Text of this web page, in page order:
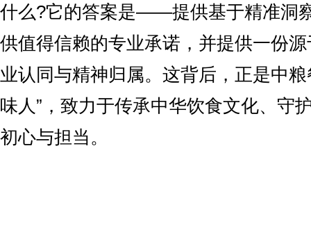
什么?它的答案是——提供基于精准洞
供值得信赖的专业承诺，并提供一份
业认同与精神归属。这背后，正是中
味人”，致力于传承中华饮食文化、守
初心与担当。